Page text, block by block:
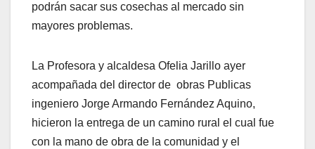
podrán sacar sus cosechas al mercado sin
mayores problemas.
La Profesora y alcaldesa Ofelia Jarillo ayer
acompañada del director de obras Publicas
ingeniero Jorge Armando Fernández Aquino,
hicieron la entrega de un camino rural el cual fue
con la mano de obra de la comunidad y el